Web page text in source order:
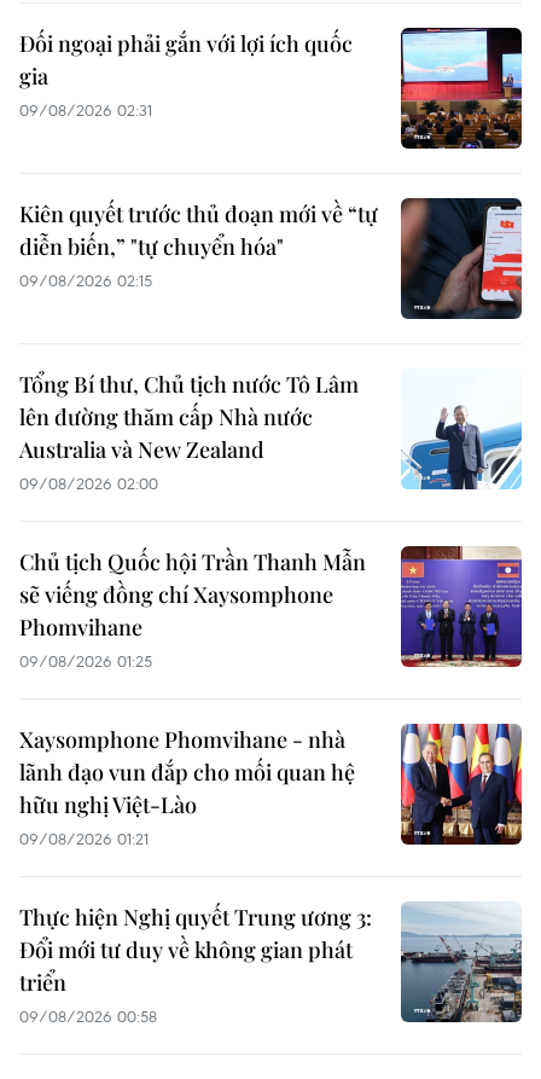
Đối ngoại phải gắn với lợi ích quốc
gia
09/08/2026 02:31
Kiên quyết trước thủ đoạn mới về “tự
diễn biến,” "tự chuyển hóa"
09/08/2026 02:15
Tổng Bí thư, Chủ tịch nước Tô Lâm
lên đường thăm cấp Nhà nước
Australia và New Zealand
09/08/2026 02:00
Chủ tịch Quốc hội Trần Thanh Mẫn
sẽ viếng đồng chí Xaysomphone
Phomvihane
09/08/2026 01:25
Xaysomphone Phomvihane - nhà
lãnh đạo vun đắp cho mối quan hệ
hữu nghị Việt-Lào
09/08/2026 01:21
Thực hiện Nghị quyết Trung ương 3:
Đổi mới tư duy về không gian phát
triển
09/08/2026 00:58